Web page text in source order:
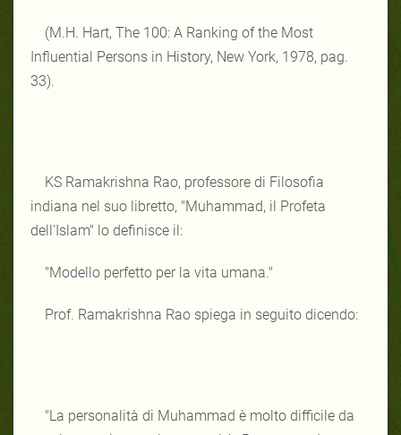
(M.H. Hart, The 100: A Ranking of the Most
Influential Persons in History, New York, 1978, pag.
33).
KS Ramakrishna Rao, professore di Filosofia
indiana nel suo libretto, "Muhammad, il Profeta
dell'Islam" lo definisce il:
"Modello perfetto per la vita umana."
Prof. Ramakrishna Rao spiega in seguito dicendo:
"La personalità di Muhammad è molto difficile da